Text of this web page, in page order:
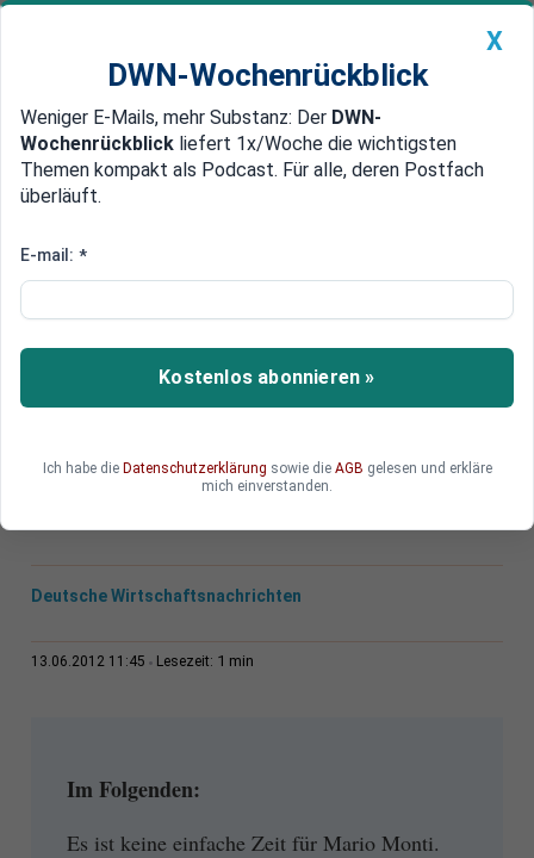
Newsticker MEIN DWN: Geldanlage Premium
Edelmetalle DWN-Magazin China
Nachfrage geht zurück
Angst vor Ansteckung: Zinsen
italienischer Papiere auf 6-
Monats-Hoch
Mario Monti kann die Investoren nicht beruhigen:
Staatsanleihen ist die Rendite deutlich gestiegen
– die Nachfrage ging hingegen zurück.
Deutsche Wirtschaftsnachrichten
13.06.2012 11:45 Lesezeit: 1 min
Im Folgenden:
Es ist keine einfache Zeit für Mario Monti.
X
DWN-Wochenrückblick
Weniger E-Mails, mehr Substanz: Der DWN-
Wochenrückblick liefert 1x/Woche die wichtigsten
Themen kompakt als Podcast. Für alle, deren Postfach
überläuft.
E-mail: *
Kostenlos abonnieren »
Ich habe die Datenschutzerklärung sowie die AGB gelesen und erkläre
mich einverstanden.